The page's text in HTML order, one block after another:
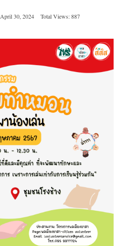
April 30, 2024
Total Views: 887